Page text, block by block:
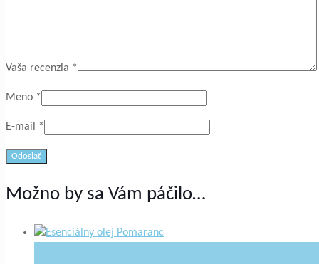
Vaša recenzia *
Meno *
E-mail *
Možno by sa Vám páčilo…